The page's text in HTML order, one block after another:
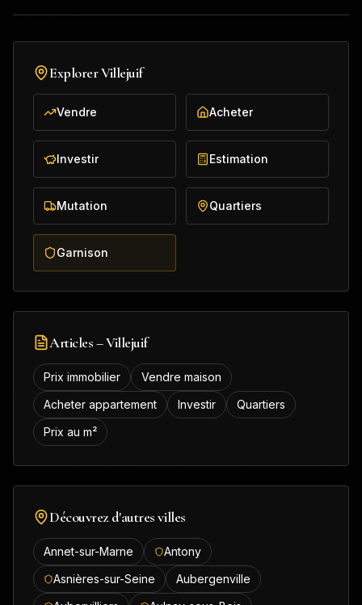
ExplorerVillejuif
Vendre Acheter
Investir Estimation
Mutation Quartiers
Garnison
Articles –Villejuif
Prix immobilier
Vendre maison
Acheter appartement
Investir
Quartiers
Prix au m²
Découvrez d'autres villes
Annet-sur-Marne
Antony
Asnières-sur-Seine
Aubergenville